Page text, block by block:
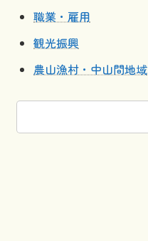
職業・雇用
観光振興
農山漁村・中山間地域
検